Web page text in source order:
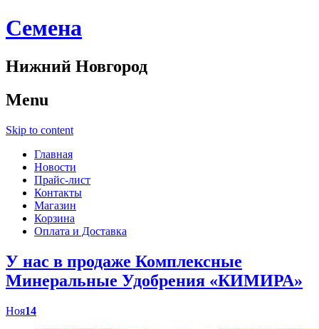
Cемена
Нижний Новгород
Menu
Skip to content
Главная
Новости
Прайс-лист
Контакты
Магазин
Корзина
Оплата и Доставка
У нас в продаже Комплексные
Минеральные Удобрения «КИМИРА»
Ноя14